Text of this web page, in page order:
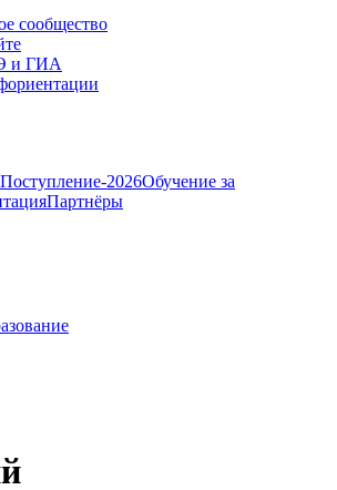
сообщество
и ГИА
Поступление-2026Обучение за
Партнёры